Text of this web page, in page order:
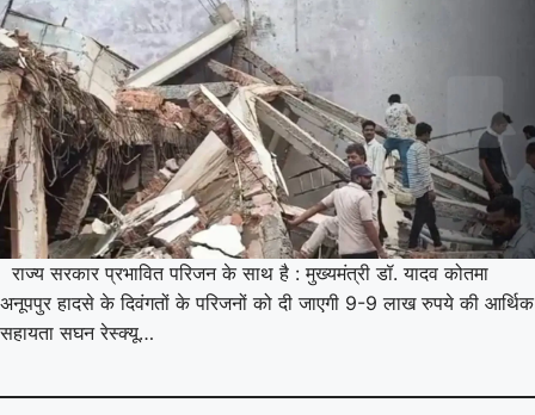
राज्य सरकार प्रभावित परिजन के साथ है : मुख्यमंत्री डॉ. यादव कोतमा
अनूपपुर हादसे के दिवंगतों के परिजनों को दी जाएगी 9-9 लाख रुपये की आर्थिक
सहायता सघन रेस्क्यू…